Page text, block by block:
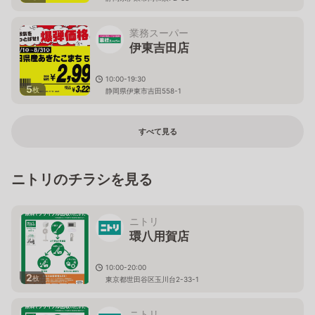
5枚
業務スーパー
伊東吉田店
10:00-19:30
静岡県伊東市吉田558-1
すべて見る
ニトリのチラシを見る
2枚
ニトリ
環八用賀店
10:00-20:00
東京都世田谷区玉川台2-33-1